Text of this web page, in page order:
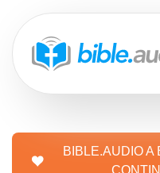
BIBLE.AUDIO A